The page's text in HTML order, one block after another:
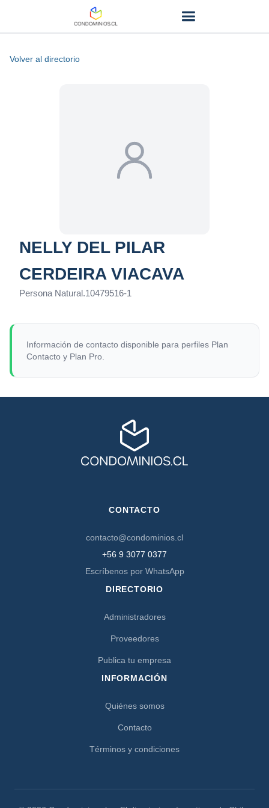
Volver al directorio
NELLY DEL PILAR
CERDEIRA VIACAVA
Persona Natural.10479516-1
Información de contacto disponible para perfiles Plan
Contacto y Plan Pro.
CONTACTO
contacto@condominios.cl
+56 9 3077 0377
Escríbenos por WhatsApp
DIRECTORIO
Administradores
Proveedores
Publica tu empresa
INFORMACIÓN
Quiénes somos
Contacto
Términos y condiciones